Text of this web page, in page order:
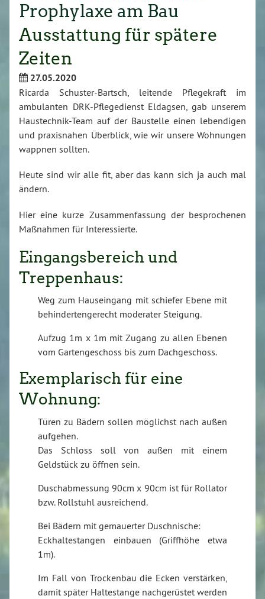
Prophylaxe am Bau
Ausstattung für spätere
Zeiten
27.05.2020
Ricarda Schuster-Bartsch, leitende Pflegekraft im
ambulanten DRK-Pflegedienst Eldagsen, gab unserem
Haustechnik-Team auf der Baustelle einen lebendigen
und praxisnahen Überblick, wie wir unsere Wohnungen
wappnen sollten.
Heute sind wir alle fit, aber das kann sich ja auch mal
ändern.
Hier eine kurze Zusammenfassung der besprochenen
Maßnahmen für Interessierte.
Eingangsbereich und
Treppenhaus:
Weg zum Hauseingang mit schiefer Ebene mit
behindertengerecht moderater Steigung.
Aufzug 1m x 1m mit Zugang zu allen Ebenen
vom Gartengeschoss bis zum Dachgeschoss.
Exemplarisch für eine
Wohnung:
Türen zu Bädern sollen möglichst nach außen
aufgehen.
Das Schloss soll von außen mit einem
Geldstück zu öffnen sein.
Duschabmessung 90cm x 90cm ist für Rollator
bzw. Rollstuhl ausreichend.
Bei Bädern mit gemauerter Duschnische:
Eckhaltestangen einbauen (Griffhöhe etwa
1m).
Im Fall von Trockenbau die Ecken verstärken,
damit später Haltestange nachgerüstet werden